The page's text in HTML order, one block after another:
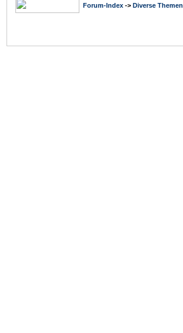
Forum-Index -> Diverse Themen